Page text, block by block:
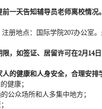
一天告知辅导员老师离校情况。
注册地点：国际学院207办公室
，如签证、居留许可在2月14
的健康和人身安全，合理安排
健康；
公众场所和人多集中地方；